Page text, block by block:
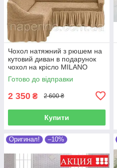
Чохол натяжний з рюшем на
кутовий диван в подарунок
чохол на крісло MILANO
світло-бежевий
Готово до відправки
2 350 ₴ 2 600 ₴
Купити
Оригинал! –10%